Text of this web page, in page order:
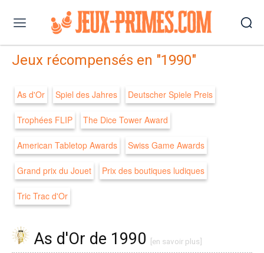
Jeux récompensés en "1990"
As d'Or Spiel des Jahres Deutscher Spiele Preis
Trophées FLIP The Dice Tower Award
American Tabletop Awards Swiss Game Awards
Grand prix du Jouet Prix des boutiques ludiques
Tric Trac d'Or
As d'Or de 1990 [en savoir plus]